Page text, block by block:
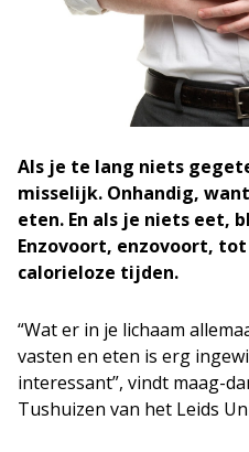
Als je te lang niets
misselijk. Onhandig,
eten. En als je niets eet,
Enzovoort, enzovoort,
calorieloze tijden.
“Wat er in je lichaam
vasten en eten is erg
interessant”, vindt maag-
Tushuizen van het Leids